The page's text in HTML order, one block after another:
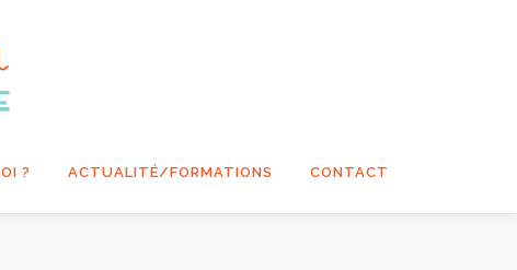
? ACTUALITÉ/FORMATIONS CONTACT